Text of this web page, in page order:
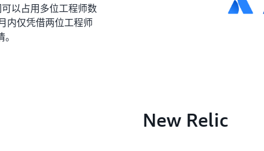
以占用多位工程师数
内仅凭借两位工程师
New Relic